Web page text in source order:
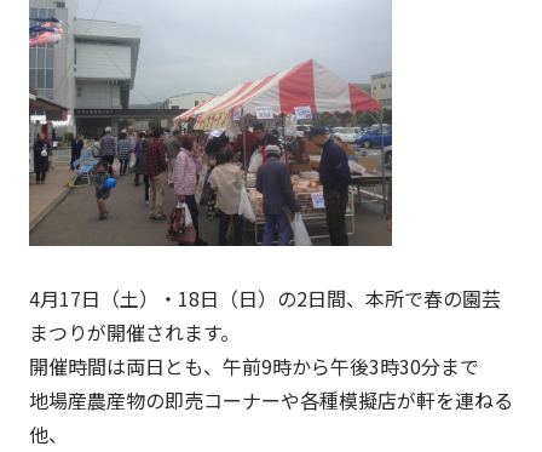
4月17日（土）・18日（日）の2日間、本所で春の園芸
まつりが開催されます。
開催時間は両日とも、午前9時から午後3時30分まで
地場産農産物の即売コーナーや各種模擬店が軒を連ねる
他、